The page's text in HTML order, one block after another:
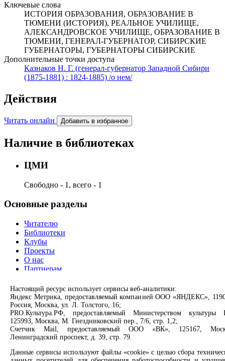
Ключевые слова
ИСТОРИЯ ОБРАЗОВАНИЯ, ОБРАЗОВАНИЕ В
ТЮМЕНИ (ИСТОРИЯ), РЕАЛЬНОЕ УЧИЛИЩЕ,
АЛЕКСАНДРОВСКОЕ УЧИЛИЩЕ, ОБРАЗОВАНИЕ В
ТЮМЕНИ, ГЕНЕРАЛ-ГУБЕРНАТОР, СИБИРСКИЕ
ГУБЕРНАТОРЫ, ГУБЕРНАТОРЫ СИБИРСКИЕ
Дополнительные точки доступа
Казнаков Н. Г. (генерал-губернатор Западной Сибири
(1875-1881) : 1824-1885) /о нем/
Действия
Читать онлайн Добавить в избранное
Наличие в библиотеках
ЦМИ
Свободно - 1, всего - 1
Основные разделы
Читателю
Библиотеки
Клубы
Проекты
О нас
Партнерам
Сервисы
Продлить книгу
Спроси библиотекаря
Спроси краеведа
Оцените качество услуг
Настоящий ресурс использует сервисы веб-аналитики:
Яндекс Метрика, предоставляемый компанией ООО «ЯНДЕКС»,
Россия, Москва, ул. Л. Толстого, 16;
PRO.Культура.РФ, предоставляемый Министерством культуры
125993, Москва, М. Гнездниковский пер., 7/6, стр. 1,2;
Счетчик Mail, предоставляемый ООО «ВК», 125167,
Ленинградский проспект, д. 39, стр. 79.
Данные сервисы используют файлы «cookie» с целью сбора